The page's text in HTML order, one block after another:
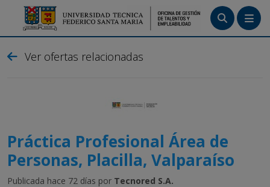
Crea tu cuenta
Ingresa
Ver ofertas relacionadas
Práctica Profesional Área de
Personas, Placilla, Valparaíso
Publicada hace 72 días por Tecnored S.A.